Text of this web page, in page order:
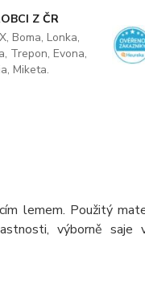
Z ČR
Boma, Lonka,
Trepon, Evona,
Miketa.
lemem. Použitý
výborně